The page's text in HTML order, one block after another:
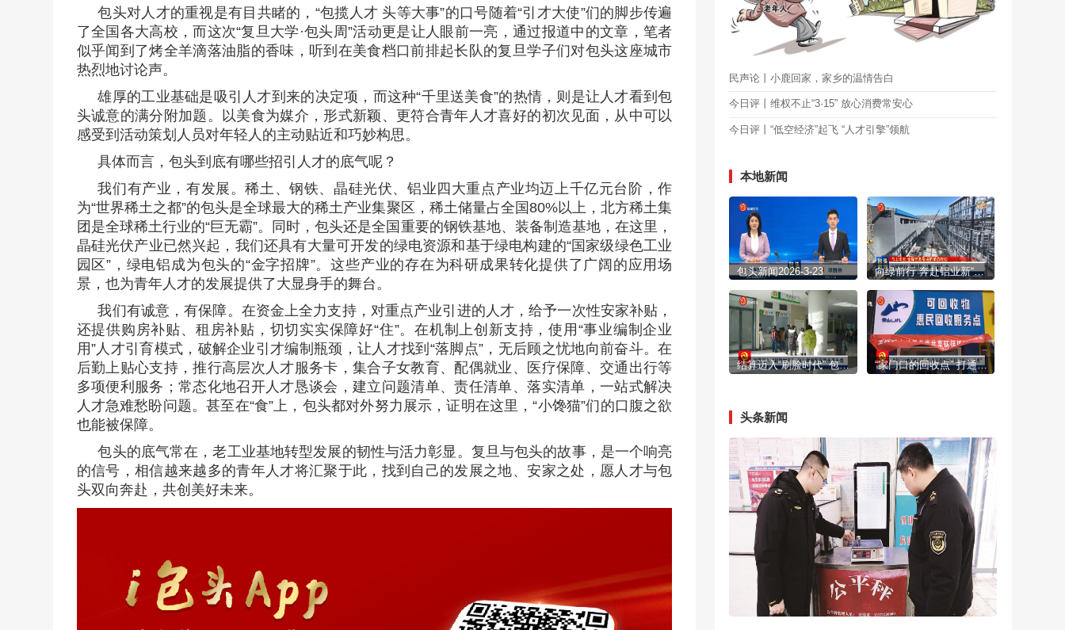
包头对人才的重视是有目共睹的，“包揽人才 头等大事”的口号随着“引才大使”们的脚步传遍
了全国各大高校，而这次“复旦大学·包头周”活动更是让人眼前一亮，通过报道中的文章，笔者
似乎闻到了烤全羊滴落油脂的香味，听到在美食档口前排起长队的复旦学子们对包头这座城市
热烈地讨论声。
雄厚的工业基础是吸引人才到来的决定项，而这种“千里送美食”的热情，则是让人才看到包
头诚意的满分附加题。以美食为媒介，形式新颖、更符合青年人才喜好的初次见面，从中可以
感受到活动策划人员对年轻人的主动贴近和巧妙构思。
具体而言，包头到底有哪些招引人才的底气呢？
我们有产业，有发展。稀土、钢铁、晶硅光伏、铝业四大重点产业均迈上千亿元台阶，作
为“世界稀土之都”的包头是全球最大的稀土产业集聚区，稀土储量占全国80%以上，北方稀土集
团是全球稀土行业的“巨无霸”。同时，包头还是全国重要的钢铁基地、装备制造基地，在这里，
晶硅光伏产业已然兴起，我们还具有大量可开发的绿电资源和基于绿电构建的“国家级绿色工业
园区”，绿电铝成为包头的“金字招牌”。这些产业的存在为科研成果转化提供了广阔的应用场
景，也为青年人才的发展提供了大显身手的舞台。
我们有诚意，有保障。在资金上全力支持，对重点产业引进的人才，给予一次性安家补贴，
还提供购房补贴、租房补贴，切切实实保障好“住”。在机制上创新支持，使用“事业编制企业
用”人才引育模式，破解企业引才编制瓶颈，让人才找到“落脚点”，无后顾之忧地向前奋斗。在
后勤上贴心支持，推行高层次人才服务卡，集合子女教育、配偶就业、医疗保障、交通出行等
多项便利服务；常态化地召开人才恳谈会，建立问题清单、责任清单、落实清单，一站式解决
人才急难愁盼问题。甚至在“食”上，包头都对外努力展示，证明在这里，“小馋猫”们的口腹之欲
也能被保障。
包头的底气常在，老工业基地转型发展的韧性与活力彰显。复旦与包头的故事，是一个响亮
的信号，相信越来越多的青年人才将汇聚于此，找到自己的发展之地、安家之处，愿人才与包
头双向奔赴，共创美好未来。
民声论丨小鹿回家，家乡的温情告白
今日评丨维权不止“3·15” 放心消费常安心
今日评丨“低空经济”起飞 “人才引擎”领航
本地新闻
包头新闻2026-3-23 向绿前行 奔赴铝业新“铝”途
结算迈入“刷脸时代” 包头智慧医保服务再升级 “家门口的回收点” 打通资源循环利用“最后一公里”
头条新闻